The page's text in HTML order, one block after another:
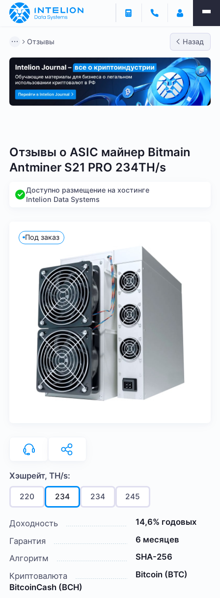
Отзывы Назад
Отзывы о ASIC майнер Bitmain
Antminer S21 PRO 234TH/s
Доступно размещение на хостинге
Intelion Data Systems
Под заказ
Хэшрейт, TH/s:
220 234 234 245
Доходность
14,6% годовых
Гарантия
6 месяцев
Алгоритм
SHA-256
Криптовалюта
Bitcoin (BTC)
BitcoinCash (BCH)